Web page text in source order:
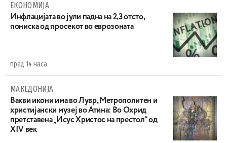
ЕКОНОМИЈА
Инфлацијата во јули падна на 2,3 отсто,
пониска од просекот во еврозоната
пред 14 часа
МАКЕДОНИЈА
Вакви икони има во Лувр, Метрополитен и
христијански музеј во Атина: Во Охрид
претставена „Исус Христос на престол“ од
XIV век